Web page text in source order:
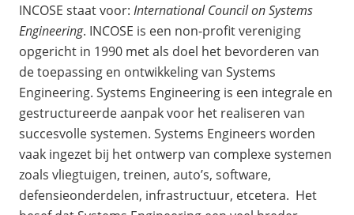
INCOSE staat voor: International Council on Systems
Engineering. INCOSE is een non-profit vereniging
opgericht in 1990 met als doel het bevorderen van
de toepassing en ontwikkeling van Systems
Engineering. Systems Engineering is een integrale en
gestructureerde aanpak voor het realiseren van
succesvolle systemen. Systems Engineers worden
vaak ingezet bij het ontwerp van complexe systemen
zoals vliegtuigen, treinen, auto’s, software,
defensieonderdelen, infrastructuur, etcetera. Het